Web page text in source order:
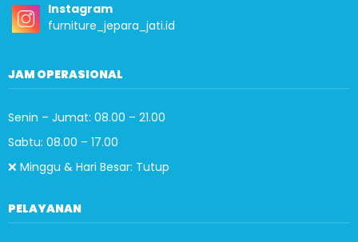
Instagram
furniture_jepara_jati.id
JAM OPERASIONAL
Senin – Jumat: 08.00 – 21.00
Sabtu: 08.00 – 17.00
❌ Minggu & Hari Besar: Tutup
PELAYANAN